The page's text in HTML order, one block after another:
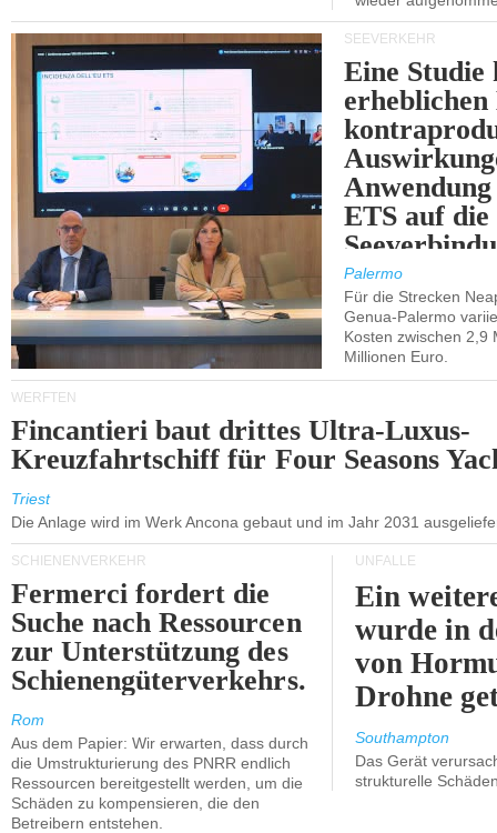
SEEVERKEHR
Eine Studie
ETS auf die
Palermo
Für die Strecken
Genua-Palermo
Kosten zwischen 2,9
Millionen Euro.
WERFTEN
Fincantieri baut drittes Ultra-Luxus-
Kreuzfahrtschiff für Four Seasons
Triest
Die Anlage wird im Werk Ancona gebaut und im Jahr 2031
SCHIENENVERKEHR
Fermerci fordert die
Suche nach Ressourcen
zur Unterstützung des
Schienengüterverkehrs.
Rom
Aus dem Papier: Wir erwarten, dass durch
die Umstrukturierung des PNRR endlich
Ressourcen bereitgestellt werden, um die
Schäden zu kompensieren, die den
Betreibern entstehen.
UNFÄLLE
Ein
wurde in
von
Drohne
Southampton
Das Gerät
strukturelle